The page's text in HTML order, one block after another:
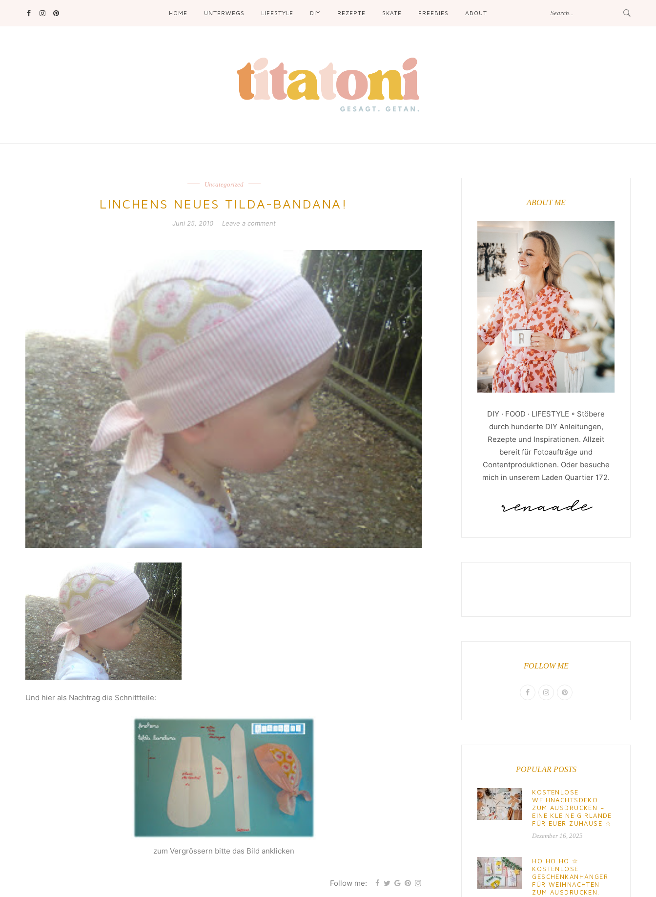
HOME UNTERWEGS LIFESTYLE DIY REZEPTE SKATE FREEBIES ABOUT
Uncategorized
LINCHENS NEUES TILDA-BANDANA!
Juni 25, 2010 Leave a comment
Und hier als Nachtrag die Schnittteile:
zum Vergrössern bitte das Bild anklicken
Follow me:
ABOUT ME
DIY · FOOD · LIFESTYLE ◦ Stöbere
durch hunderte DIY Anleitungen,
Rezepte und Inspirationen. Allzeit
bereit für Fotoaufträge und
Contentproduktionen. Oder besuche
mich in unserem Laden Quartier 172.
FOLLOW ME
POPULAR POSTS
KOSTENLOSE
WEIHNACHTSDEKO
ZUM AUSDRUCKEN –
EINE KLEINE GIRLANDE
FÜR EUER ZUHAUSE ☆
Dezember 16, 2025
HO HO HO ☆
KOSTENLOSE
GESCHENKANHÄNGER
FÜR WEIHNACHTEN
ZUM AUSDRUCKEN.